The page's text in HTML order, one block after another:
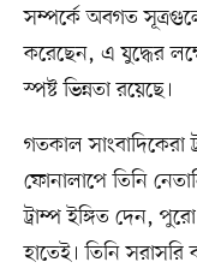
সম্পর্কে অবগত
করেছেন, এ যুদ্ধের
স্পষ্ট ভিন্নতা রয়েছে।
গতকাল সাংবাদিকেরা
ফোনালাপে তিনি
ট্রাম্প ইঙ্গিত দেন,
হাতেই। তিনি